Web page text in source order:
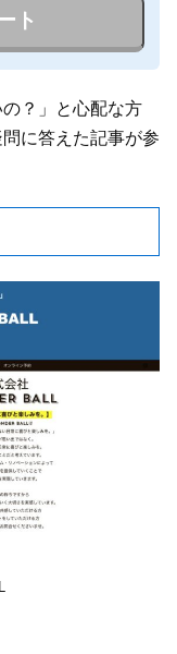
ト
？」と心配な方
問に答えた記事が参